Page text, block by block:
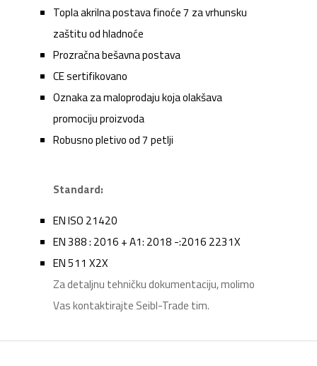
Topla akrilna postava finoće 7 za vrhunsku
zaštitu od hladnoće
Prozračna bešavna postava
CE sertifikovano
Oznaka za maloprodaju koja olakšava
promociju proizvoda
Robusno pletivo od 7 petlji
Standard:
EN ISO 21420
EN 388 : 2016 + A1: 2018 -:2016 2231X
EN 511 X2X
Za detaljnu tehničku dokumentaciju, molimo
Vas kontaktirajte Seibl-Trade tim.